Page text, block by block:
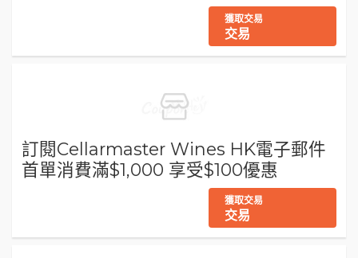
獲取交易
交易
訂閱Cellarmaster Wines HK電子郵件
首單消費滿$1,000 享受$100優惠
獲取交易
交易